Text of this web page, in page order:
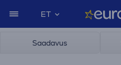
ET
Saadavus